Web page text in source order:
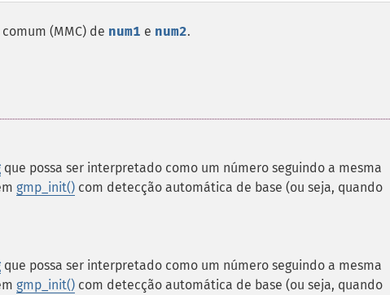
(MMC) de num1 e num2.
que possa ser interpretado como um número seguindo a mesma
gmp_init() com detecção automática de base (ou seja, quando
que possa ser interpretado como um número seguindo a mesma
gmp_init() com detecção automática de base (ou seja, quando